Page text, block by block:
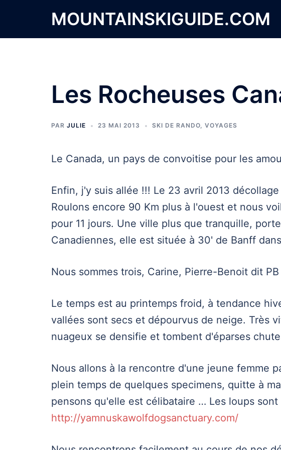
contenu
MOUNTAINSKIGUIDE.COM
Les Rocheuses
PAR JULIE 23 MAI 2013 SKI DE RANDO, VOYAGES
Le Canada, un pays de convoitise pour les
Enfin, j'y suis allée !!! Le 23 avril 2013
Roulons encore 90 Km plus à l'ouest et nous
pour 11 jours. Une ville plus que tranquille,
Canadiennes, elle est située à 30' de Banff
Nous sommes trois, Carine, Pierre-Benoit dit
Le temps est au printemps froid, à tendance
vallées sont secs et dépourvus de neige. Très
nuageux se densifie et tombent d'éparses
Nous allons à la rencontre d'une jeune femme
plein temps de quelques specimens, quitte à
pensons qu'elle est célibataire … Les loups
http://yamnuskawolfdogsanctuary.com/